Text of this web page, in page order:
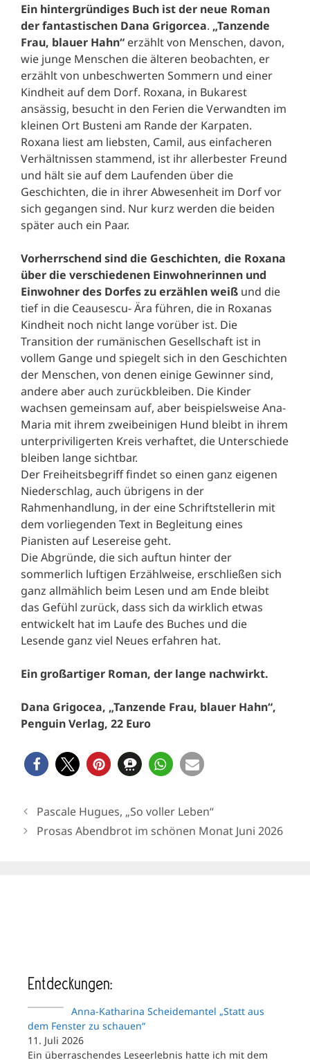
Ein hintergründiges Buch ist der neue Roman
der fantastischen Dana Grigorcea. „Tanzende
Frau, blauer Hahn“ erzählt von Menschen, davon,
wie junge Menschen die älteren beobachten, er
erzählt von unbeschwerten Sommern und einer
Kindheit auf dem Dorf. Roxana, in Bukarest
ansässig, besucht in den Ferien die Verwandten im
kleinen Ort Busteni am Rande der Karpaten.
Roxana liest am liebsten, Camil, aus einfacheren
Verhältnissen stammend, ist ihr allerbester Freund
und hält sie auf dem Laufenden über die
Geschichten, die in ihrer Abwesenheit im Dorf vor
sich gegangen sind. Nur kurz werden die beiden
später auch ein Paar.
Vorherrschend sind die Geschichten, die Roxana
über die verschiedenen Einwohnerinnen und
Einwohner des Dorfes zu erzählen weiß und die
tief in die Ceausescu- Ära führen, die in Roxanas
Kindheit noch nicht lange vorüber ist. Die
Transition der rumänischen Gesellschaft ist in
vollem Gange und spiegelt sich in den Geschichten
der Menschen, von denen einige Gewinner sind,
andere aber auch zurückbleiben. Die Kinder
wachsen gemeinsam auf, aber beispielsweise Ana-
Maria mit ihrem zweibeinigen Hund bleibt in ihrem
unterpriviligerten Kreis verhaftet, die Unterschiede
bleiben lange sichtbar.
Der Freiheitsbegriff findet so einen ganz eigenen
Niederschlag, auch übrigens in der
Rahmenhandlung, in der eine Schriftstellerin mit
dem vorliegenden Text in Begleitung eines
Pianisten auf Lesereise geht.
Die Abgründe, die sich auftun hinter der
sommerlich luftigen Erzählweise, erschließen sich
ganz allmählich beim Lesen und am Ende bleibt
das Gefühl zurück, dass sich da wirklich etwas
entwickelt hat im Laufe des Buches und die
Lesende ganz viel Neues erfahren hat.
Ein großartiger Roman, der lange nachwirkt.
Dana Grigocea, „Tanzende Frau, blauer Hahn“,
Penguin Verlag, 22 Euro
Pascale Hugues, „So voller Leben“
Prosas Abendbrot im schönen Monat Juni 2026
Entdeckungen:
Anna-Katharina Scheidemantel „Statt aus
dem Fenster zu schauen“
11. Juli 2026
Ein überraschendes Leseerlebnis hatte ich mit dem